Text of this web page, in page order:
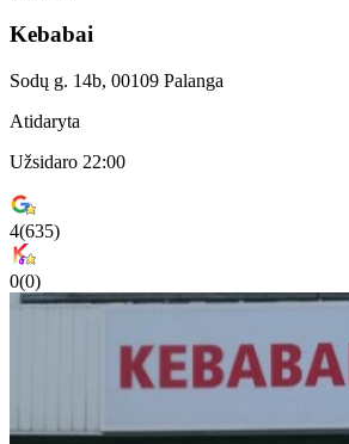
Kebabai
Sodų g. 14b, 00109 Palanga
Atidaryta
Užsidaro 22:00
4(635)
0(0)